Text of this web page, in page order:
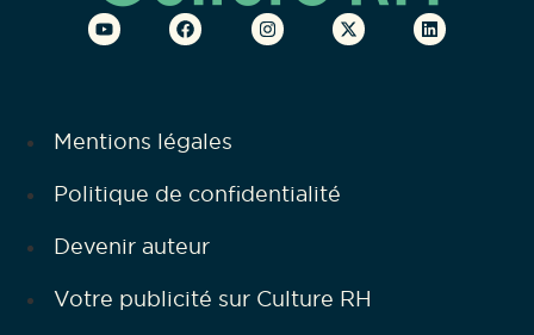
Mentions légales
Politique de confidentialité
Devenir auteur
Votre publicité sur Culture RH